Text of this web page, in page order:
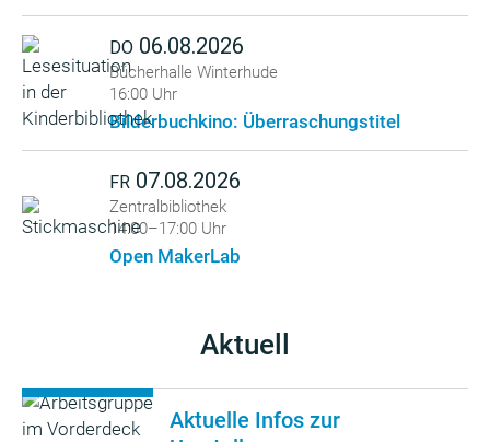
DO 06.08.2026
Bücherhalle Winterhude
16:00 Uhr
Bilderbuchkino: Überraschungstitel
FR 07.08.2026
Zentralbibliothek
14:00–17:00 Uhr
Open MakerLab
Aktuell
Aktuelle Infos zur